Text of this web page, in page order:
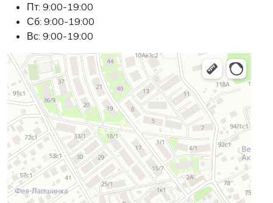
Пт: 9:00-19:00
Сб: 9:00-19:00
Вс: 9:00-19:00